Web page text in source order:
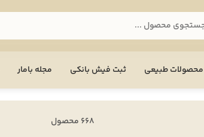
محصولات طبیعی ثبت فیش بانکی مجله بامار
668 محصول